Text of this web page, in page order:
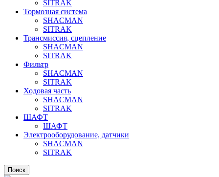
SITRAK
Тормозная система
SHACMAN
SITRAK
Трансмиссия, сцепление
SHACMAN
SITRAK
Фильтр
SHACMAN
SITRAK
Ходовая часть
SHACMAN
SITRAK
ШАФТ
ШАФТ
Электрооборудование, датчики
SHACMAN
SITRAK
Поиск